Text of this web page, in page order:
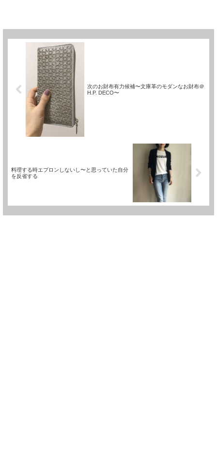
次のお財布有力候補〜文庫革のモダンなお財布＠
H.P. DECO〜
料理する時エプロンしないし〜と思っていた自分
を反省する